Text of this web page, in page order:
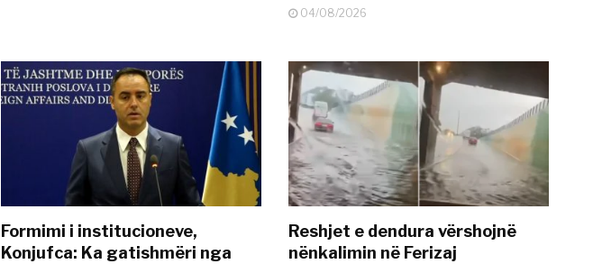
04/08/2026
Formimi i institucioneve,
Konjufca: Ka gatishmëri nga
Reshjet e dendura vërshojnë
nënkalimin në Ferizaj